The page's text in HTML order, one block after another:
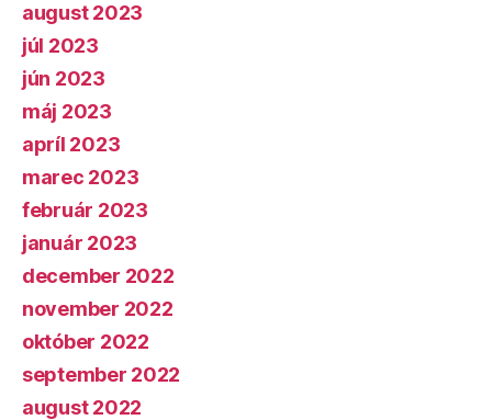
august 2023
júl 2023
jún 2023
máj 2023
apríl 2023
marec 2023
február 2023
január 2023
december 2022
november 2022
október 2022
september 2022
august 2022